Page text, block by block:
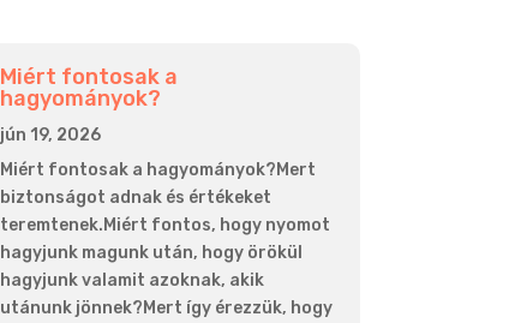
Miért fontosak a
hagyományok?
jún 19, 2026
Miért fontosak a hagyományok?Mert
biztonságot adnak és értékeket
teremtenek.Miért fontos, hogy nyomot
hagyjunk magunk után, hogy örökül
hagyjunk valamit azoknak, akik
utánunk jönnek?Mert így érezzük, hogy